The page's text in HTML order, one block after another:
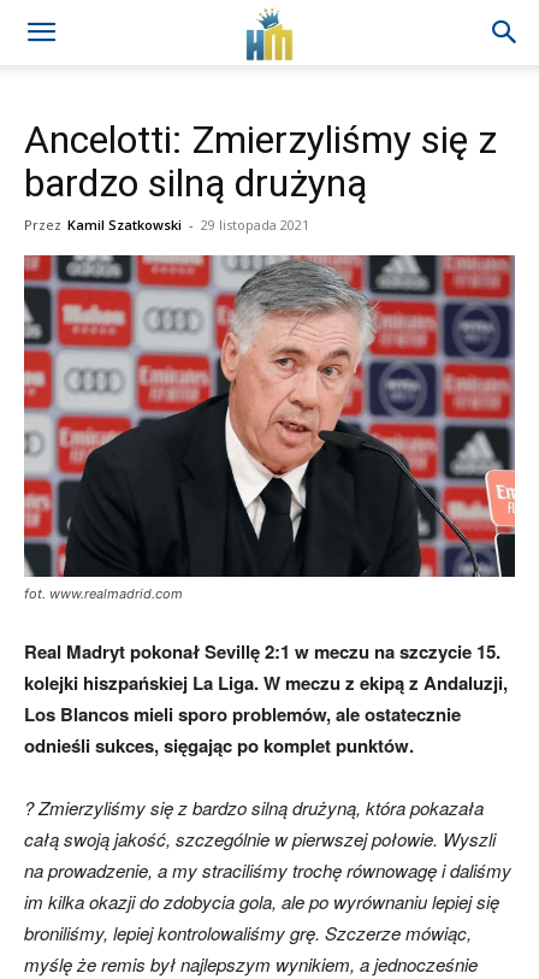
Ancelotti: Zmierzyliśmy się z
bardzo silną drużyną
Przez Kamil Szatkowski - 29 listopada 2021
fot. www.realmadrid.com
Real Madryt pokonał Sevillę 2:1 w meczu na szczycie 15.
kolejki hiszpańskiej La Liga. W meczu z ekipą z Andaluzji,
Los Blancos mieli sporo problemów, ale ostatecznie
odnieśli sukces, sięgając po komplet punktów.
? Zmierzyliśmy się z bardzo silną drużyną, która pokazała
całą swoją jakość, szczególnie w pierwszej połowie. Wyszli
na prowadzenie, a my straciliśmy trochę równowagę i daliśmy
im kilka okazji do zdobycia gola, ale po wyrównaniu lepiej się
broniliśmy, lepiej kontrolowaliśmy grę. Szczerze mówiąc,
myślę że remis był najlepszym wynikiem, a jednocześnie